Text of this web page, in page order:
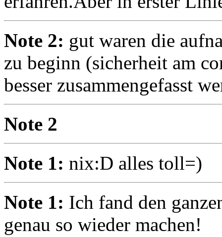
Note 2: gut waren die
zu beginn (sicherheit am
besser zusammengefasst
Note 2
Note 1: nix:D alles toll=)
Note 1: Ich fand den
genau so wieder machen!